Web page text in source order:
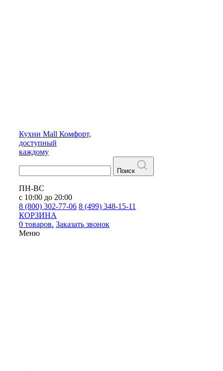
Кухни Mall Комфорт,
доступный
каждому
Поиск
ПН-ВС
с 10:00 до 20:00
8 (800) 302-77-06 8 (499) 348-15-11
КОРЗИНА
0 товаров. Заказать звонок
Меню